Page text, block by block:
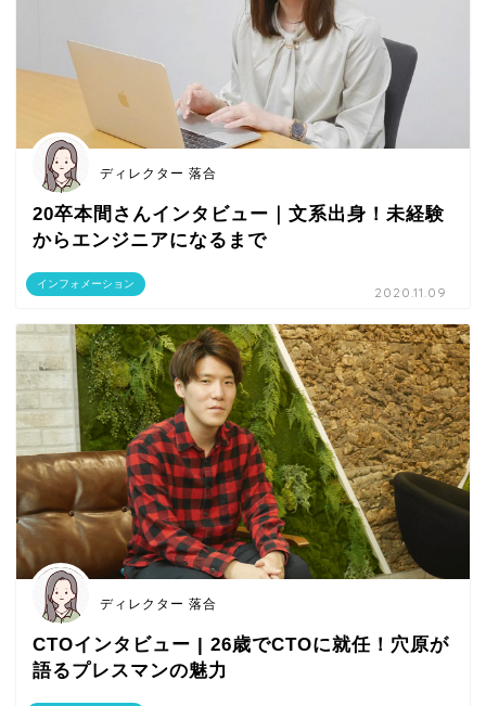
インフォメーション
ディレクター 落合
20卒本間さんインタビュー｜文系出身！未経験
からエンジニアになるまで
2020.11.09
ディレクター 落合
CTOインタビュー | 26歳でCTOに就任！穴原が
語るプレスマンの魅力